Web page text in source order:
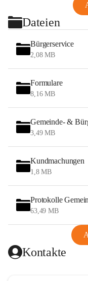
Dateien
Bürgerservice
2,08 MB
Formulare
8,16 MB
Gemeinde- &
3,49 MB
Kundmachungen
1,8 MB
Protokolle
63,49 MB
Kontakte